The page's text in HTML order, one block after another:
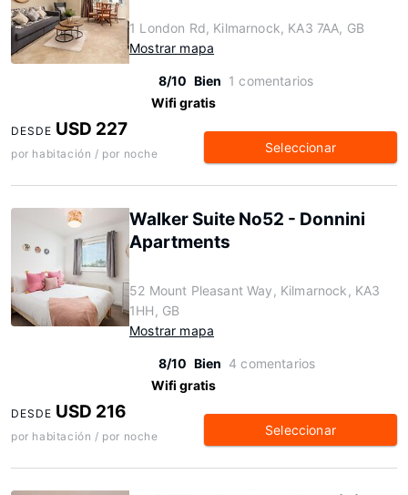
1 London Rd, Kilmarnock, KA3 7AA, GB
Mostrar mapa
8/10 Bien 1 comentarios
Wifi gratis
DESDE USD 227
por habitación / por noche Seleccionar
Walker Suite No52 - Donnini
Apartments
52 Mount Pleasant Way, Kilmarnock, KA3
1HH, GB
Mostrar mapa
8/10 Bien 4 comentarios
Wifi gratis
DESDE USD 216
por habitación / por noche Seleccionar